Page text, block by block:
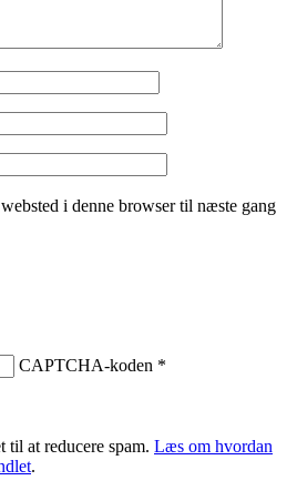
i denne browser til næste gang
CAPTCHA-koden *
til at reducere spam. Læs om hvordan
.